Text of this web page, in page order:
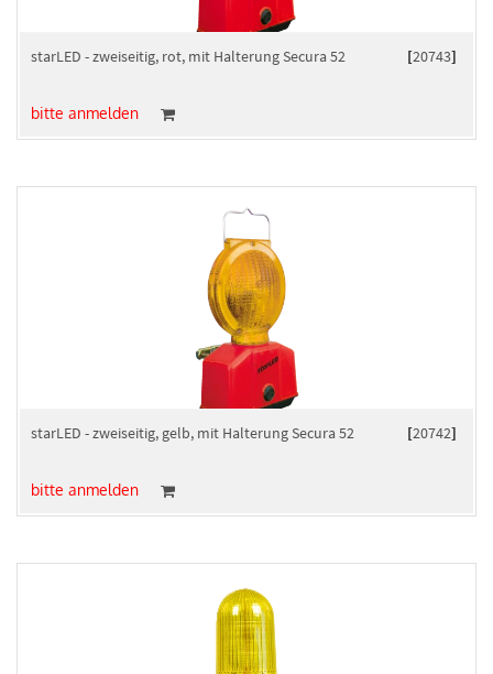
[20743]
starLED - zweiseitig, rot, mit Halterung Secura 52
bitte anmelden
[20742]
starLED - zweiseitig, gelb, mit Halterung Secura 52
bitte anmelden